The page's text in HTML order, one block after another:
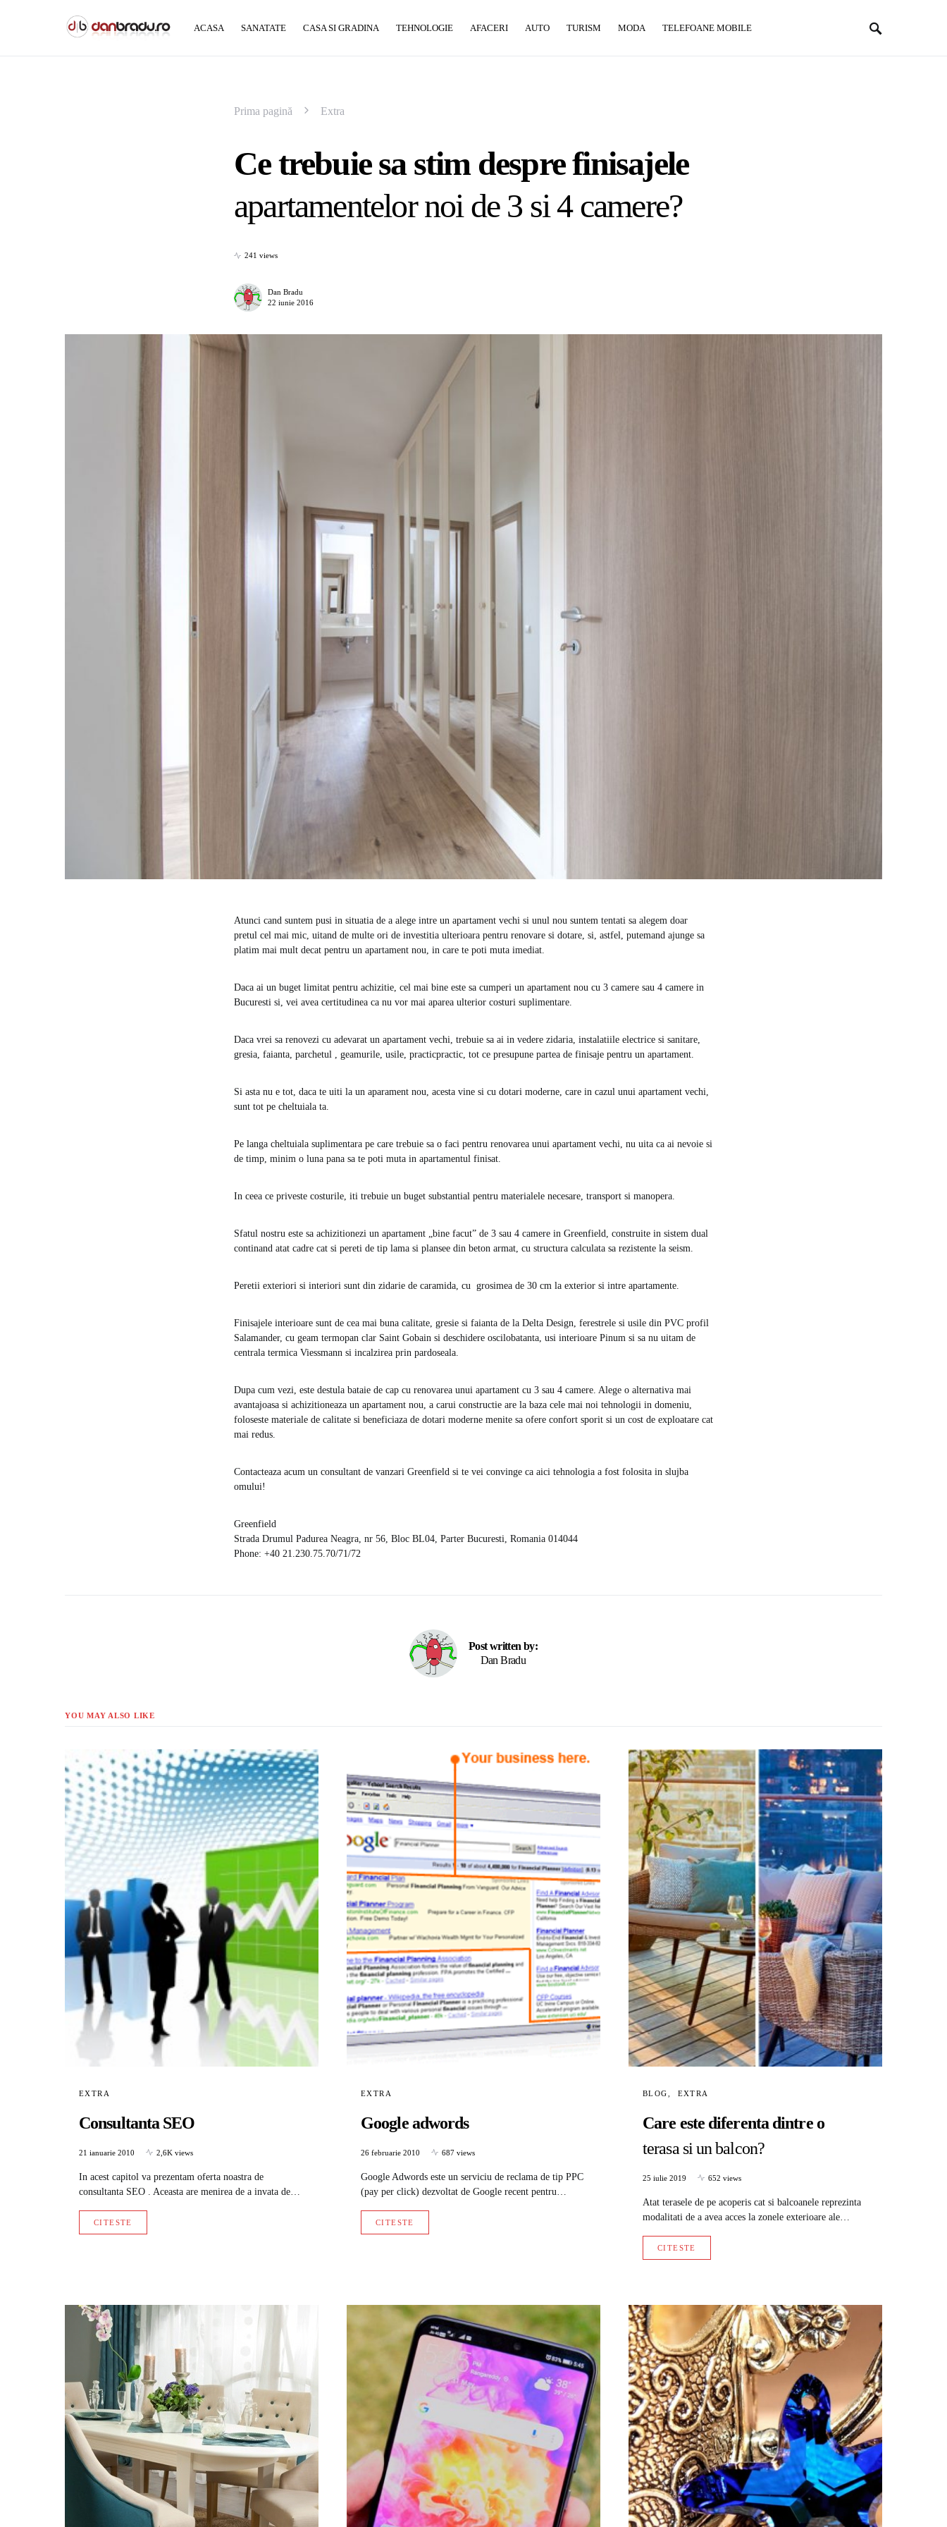
ACASA SANATATE CASA SI GRADINA TEHNOLOGIE AFACERI AUTO TURISM MODA TELEFOANE MOBILE
Prima pagină Extra
Ce trebuie sa stim despre finisajele
apartamentelor noi de 3 si 4 camere?
241 views
Dan Bradu
22 iunie 2016
Atunci cand suntem pusi in situatia de a alege intre un apartament vechi si unul nou suntem tentati sa alegem doar
pretul cel mai mic, uitand de multe ori de investitia ulterioara pentru renovare si dotare, si, astfel, putemand ajunge sa
platim mai mult decat pentru un apartament nou, in care te poti muta imediat.
Daca ai un buget limitat pentru achizitie, cel mai bine este sa cumperi un apartament nou cu 3 camere sau 4 camere in
Bucuresti si, vei avea certitudinea ca nu vor mai aparea ulterior costuri suplimentare.
Daca vrei sa renovezi cu adevarat un apartament vechi, trebuie sa ai in vedere zidaria, instalatiile electrice si sanitare,
gresia, faianta, parchetul , geamurile, usile, practicpractic, tot ce presupune partea de finisaje pentru un apartament.
Si asta nu e tot, daca te uiti la un aparament nou, acesta vine si cu dotari moderne, care in cazul unui apartament vechi,
sunt tot pe cheltuiala ta.
Pe langa cheltuiala suplimentara pe care trebuie sa o faci pentru renovarea unui apartament vechi, nu uita ca ai nevoie si
de timp, minim o luna pana sa te poti muta in apartamentul finisat.
In ceea ce priveste costurile, iti trebuie un buget substantial pentru materialele necesare, transport si manopera.
Sfatul nostru este sa achizitionezi un apartament „bine facut” de 3 sau 4 camere in Greenfield, construite in sistem dual
continand atat cadre cat si pereti de tip lama si plansee din beton armat, cu structura calculata sa rezistente la seism.
Peretii exteriori si interiori sunt din zidarie de caramida, cu grosimea de 30 cm la exterior si intre apartamente.
Finisajele interioare sunt de cea mai buna calitate, gresie si faianta de la Delta Design, ferestrele si usile din PVC profil
Salamander, cu geam termopan clar Saint Gobain si deschidere oscilobatanta, usi interioare Pinum si sa nu uitam de
centrala termica Viessmann si incalzirea prin pardoseala.
Dupa cum vezi, este destula bataie de cap cu renovarea unui apartament cu 3 sau 4 camere. Alege o alternativa mai
avantajoasa si achizitioneaza un apartament nou, a carui constructie are la baza cele mai noi tehnologii in domeniu,
foloseste materiale de calitate si beneficiaza de dotari moderne menite sa ofere confort sporit si un cost de exploatare cat
mai redus.
Contacteaza acum un consultant de vanzari Greenfield si te vei convinge ca aici tehnologia a fost folosita in slujba
omului!
Greenfield
Strada Drumul Padurea Neagra, nr 56, Bloc BL04, Parter Bucuresti, Romania 014044
Phone: +40 21.230.75.70/71/72
Post written by:
Dan Bradu
YOU MAY ALSO LIKE
EXTRA
Consultanta SEO
21 ianuarie 2010 2,6K views
In acest capitol va prezentam oferta noastra de
consultanta SEO . Aceasta are menirea de a invata de…
CITESTE
EXTRA
Google adwords
26 februarie 2010 687 views
Google Adwords este un serviciu de reclama de tip PPC
(pay per click) dezvoltat de Google recent pentru…
CITESTE
BLOG EXTRA
Care este diferenta dintre o
terasa si un balcon?
25 iulie 2019 652 views
Atat terasele de pe acoperis cat si balcoanele reprezinta
modalitati de a avea acces la zonele exterioare ale…
CITESTE